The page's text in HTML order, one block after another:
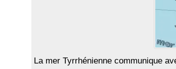
La mer Tyrrhénienne communique